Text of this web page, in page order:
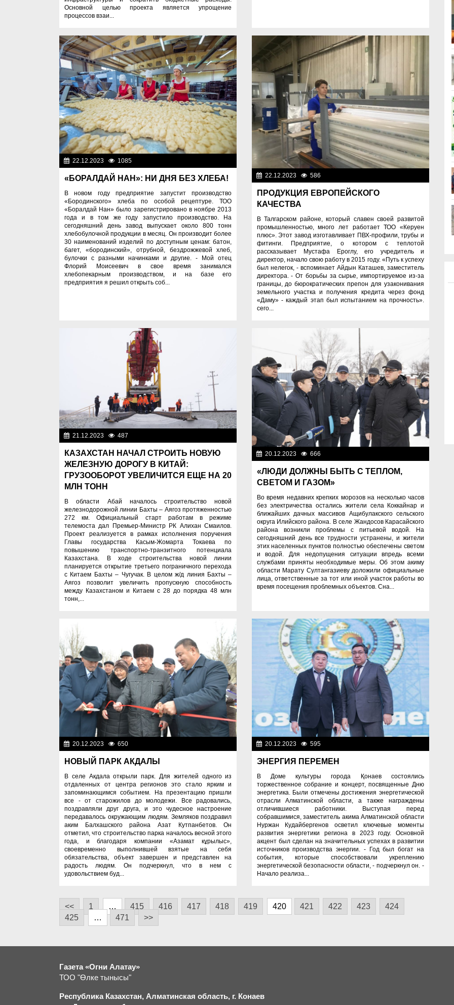
Основной целью проекта является упрощение
процессов взаи...
22.12.2023 1085
«БОРАЛДАЙ НАН»: НИ ДНЯ БЕЗ ХЛЕБА!
В новом году предприятие запустит производство
«Бородинского» хлеба по особой рецептуре. ТОО
«Боралдай Нан» было зарегистрировано в ноябре 2013
года и в том же году запустило производство. На
сегодняшний день завод выпускает около 800 тонн
хлебобулочной продукции в месяц. Он производит более
30 наименований изделий по доступным ценам: батон,
багет, «бородинский», отрубной, бездрожжевой хлеб,
булочки с разными начинками и другие. - Мой отец
Флорий Моисеевич в свое время занимался
хлебопекарным производством, и на базе его
предприятия я решил открыть соб...
22.12.2023 586
ПРОДУКЦИЯ ЕВРОПЕЙСКОГО
КАЧЕСТВА
В Талгарском районе, который славен своей развитой
промышленностью, много лет работает ТОО «Керуен
плюс». Этот завод изготавливает ПВХ-профили, трубы и
фитинги. Предприятие, о котором с теплотой
рассказывает Мустафа Ероглу, его учредитель и
директор, начало свою работу в 2015 году. «Путь к успеху
был нелегок, - вспоминает Айдын Каташев, заместитель
директора. - От борьбы за сырье, импортируемое из-за
границы, до бюрократических препон для узаконивания
земельного участка и получения кредита через фонд
«Даму» - каждый этап был испытанием на прочность».
сего...
21.12.2023 487
КАЗАХСТАН НАЧАЛ СТРОИТЬ НОВУЮ
ЖЕЛЕЗНУЮ ДОРОГУ В КИТАЙ:
ГРУЗООБОРОТ УВЕЛИЧИТСЯ ЕЩЕ НА 20
МЛН ТОНН
В области Абай началось строительство новой
железнодорожной линии Бахты – Аягоз протяженностью
272 км. Официальный старт работам в режиме
телемоста дал Премьер-Министр РК Алихан Смаилов.
Проект реализуется в рамках исполнения поручения
Главы государства Касым-Жомарта Токаева по
повышению транспортно-транзитного потенциала
Казахстана. В ходе строительства новой линии
планируется открытие третьего пограничного перехода
с Китаем Бахты – Чугучак. В целом ж/д линия Бахты –
Аягоз позволит увеличить пропускную способность
между Казахстаном и Китаем с 28 до порядка 48 млн
тонн,...
20.12.2023 666
«ЛЮДИ ДОЛЖНЫ БЫТЬ С ТЕПЛОМ,
СВЕТОМ И ГАЗОМ»
Во время недавних крепких морозов на несколько часов
без электричества остались жители села Коккайнар и
ближайших дачных массивов Ащибулакского сельского
округа Илийского района. В селе Жандосов Карасайского
района возникли проблемы с питьевой водой. На
сегодняшний день все трудности устранены, и жители
этих населенных пунктов полностью обеспечены светом
и водой. Для недопущения ситуации впредь всеми
службами приняты необходимые меры. Об этом акиму
области Марату Султангазиеву доложили официальные
лица, ответственные за тот или иной участок работы во
время посещения проблемных объектов. Сна...
20.12.2023 650
НОВЫЙ ПАРК АКДАЛЫ
В селе Акдала открыли парк. Для жителей одного из
отдаленных от центра регионов это стало ярким и
запоминающимся событием. На презентацию пришли
все - от старожилов до молодежи. Все радовались,
поздравляли друг друга, и это чудесное настроение
передавалось окружающим людям. Земляков поздравил
аким Балхашского района Азат Кутпанбетов. Он
отметил, что строительство парка началось весной этого
года, и благодаря компании «Азамат кұрылыс»,
своевременно выполнившей взятые на себя
обязательства, объект завершен и представлен на
радость людям. Он подчеркнул, что в нем с
удовольствием буд...
20.12.2023 595
ЭНЕРГИЯ ПЕРЕМЕН
В Доме культуры города Қонаев состоялись
торжественное собрание и концерт, посвященные Дню
энергетика. Были отмечены достижения энергетической
отрасли Алматинской области, а также награждены
отличившиеся работники. Выступая перед
собравшимися, заместитель акима Алматинской области
Нуржан Кудайбергенов осветил ключевые моменты
развития энергетики региона в 2023 году. Основной
акцент был сделан на значительных успехах в развитии
источников производства энергии. - Год был богат на
события, которые способствовали укреплению
энергетической безопасности области, - подчеркнул он. -
Начало реализа...
<< 1 … 415 416 417 418 419 420 421 422 423
424
425
… 471 >>
Газета «Огни Алатау»
ТОО "Өлке тынысы"
Республика Казахстан, Алматинская область, г. Конаев